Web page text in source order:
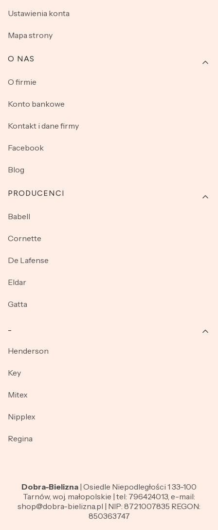
Ustawienia konta
Mapa strony
O NAS
O firmie
Konto bankowe
Kontakt i dane firmy
Facebook
Blog
PRODUCENCI
Babell
Cornette
De Lafense
Eldar
Gatta
Henderson
Key
Mitex
Nipplex
Regina
Dobra-Bielizna | Osiedle Niepodległości 1 33-100
Tarnów, woj. małopolskie | tel: 796424013, e-mail:
shop@dobra-bielizna.pl | NIP: 8721007835 REGON:
850363747